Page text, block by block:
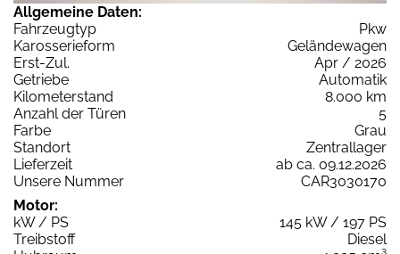
Allgemeine Daten:
Fahrzeugtyp
Pkw
Karosserieform
Geländewagen
Erst-Zul.
Apr / 2026
Getriebe
Automatik
Kilometerstand
8.000 km
Anzahl der Türen
5
Farbe
Grau
Standort
Zentrallager
Lieferzeit
ab ca. 09.12.2026
Unsere Nummer
CAR3030170
Motor:
kW / PS
145 kW / 197 PS
Treibstoff
Diesel